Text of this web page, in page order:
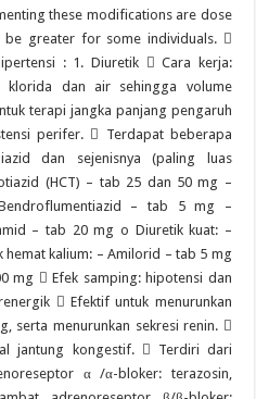
these modifications are dose
greater for some individuals. 
: 1. Diuretik  Cara kerja:
klorida dan air sehingga volume
terapi jangka panjang pengaruh
perifer.  Terdapat beberapa
dan sejenisnya (paling luas
(HCT) – tab 25 dan 50 mg –
– tab 5 mg –
– tab 20 mg o Diuretik kuat: –
kalium: – Amilorid – tab 5 mg
mg  Efek samping: hipotensi dan
 Efektif untuk menurunkan
serta menurunkan sekresi renin. 
jantung kongestif.  Terdiri dari
α /α-bloker: terazosin,